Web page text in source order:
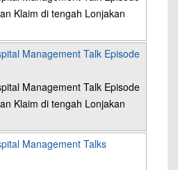
Klaim di tengah Lonjakan
Management Talk Episode
Management Talk Episode
Klaim di tengah Lonjakan
Management Talks